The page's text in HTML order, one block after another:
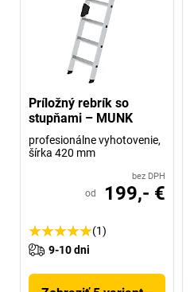
Príložný rebrík so
stupňami – MUNK
profesionálne vyhotovenie,
šírka 420 mm
bez DPH
od 199,- €
(1)
9-10 dni